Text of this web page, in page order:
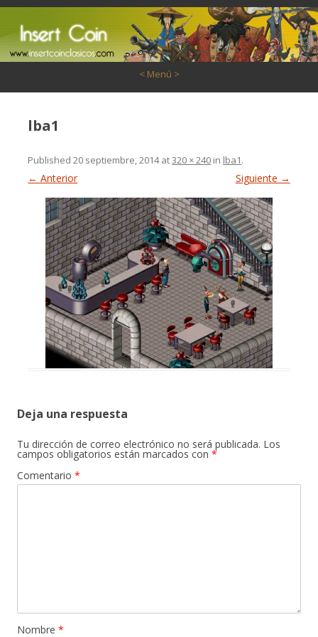
< Menú >
lba1
Published20 septiembre, 2014at320 × 240 in lba1.
← Anterior Siguiente →
Deja una respuesta
Tu dirección de correo electrónico no será publicada. Los
campos obligatorios están marcados con *
Comentario *
Nombre *